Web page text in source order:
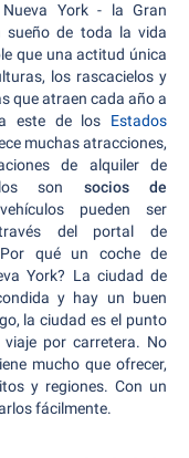
York - la Gran
sueño de toda la vida
que una actitud única
los rascacielos y
que atraen cada año a
este de los Estados
muchas atracciones,
de alquiler de
son socios de
pueden ser
del portal de
qué un coche de
York? La ciudad de
y hay un buen
la ciudad es el punto
por carretera. No
mucho que ofrecer,
y regiones. Con un
fácilmente.